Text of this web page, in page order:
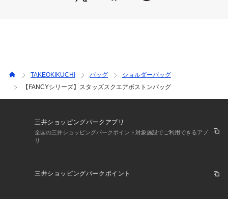
【仕様】
・ポケット数：内側×3 外側×1
－ BRAND CONCEPT －
時代を超えて支持されるトラディショナルなアイテムをベース
に、アソビ心とストリートの自由な発想を取り入れ、日本独自
【気になる商品はお気に入り登録をおススメ】
TAKEOKIKUCHI バッグ
ショルダーバッグ
【FANCYシリーズ】スタッズスクエアボストンバッグ
三井ショッピングパークアプリ
全国の三井ショッピングパークポイント対象施設でご利用できるアプ
リ
三井ショッピングパークポイント